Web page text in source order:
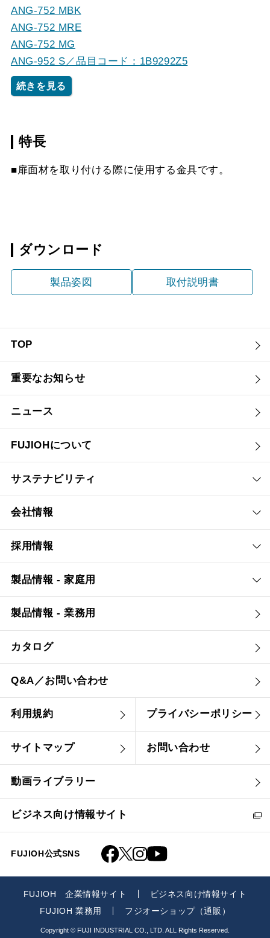
ANG-752 MBK
ANG-752 MRE
ANG-752 MG
ANG-952 S／品目コード：1B9292Z5
続きを見る
特長
■扉面材を取り付ける際に使用する金具です。
ダウンロード
製品姿図 取付説明書
TOP
重要なお知らせ
ニュース
FUJIOHについて
サステナビリティ
会社情報
採用情報
製品情報 - 家庭用
製品情報 - 業務用
カタログ
Q&A／お問い合わせ
利用規約 プライバシーポリシー
サイトマップ お問い合わせ
動画ライブラリー
ビジネス向け情報サイト
FUJIOH公式SNS
FUJIOH 企業情報サイト
ビジネス向け情報サイト
FUJIOH 業務用
フジオーショップ（通販）
Copyright © FUJI INDUSTRIAL CO., LTD. ALL Rights Reserved.